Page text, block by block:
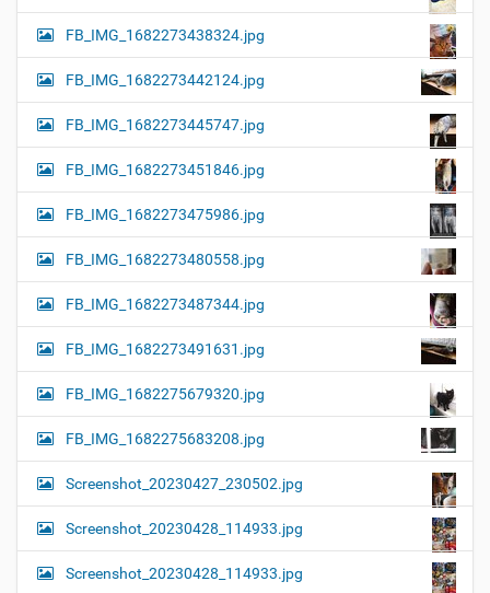
FB_IMG_1682273438324.jpg
FB_IMG_1682273442124.jpg
FB_IMG_1682273445747.jpg
FB_IMG_1682273451846.jpg
FB_IMG_1682273475986.jpg
FB_IMG_1682273480558.jpg
FB_IMG_1682273487344.jpg
FB_IMG_1682273491631.jpg
FB_IMG_1682275679320.jpg
FB_IMG_1682275683208.jpg
Screenshot_20230427_230502.jpg
Screenshot_20230428_114933.jpg
Screenshot_20230428_114933.jpg